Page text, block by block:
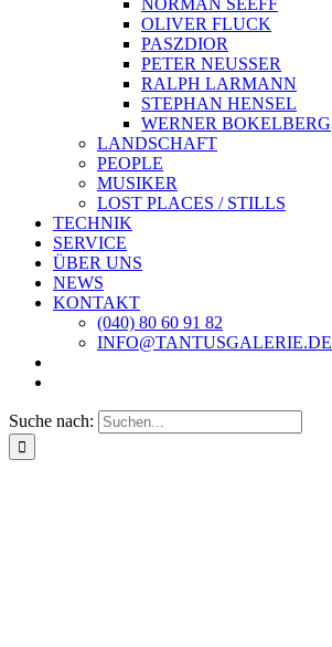
NORMAN SEEFF
OLIVER FLUCK
PASZDIOR
PETER NEUSSER
RALPH LARMANN
STEPHAN HENSEL
WERNER BOKELBERG
LANDSCHAFT
PEOPLE
MUSIKER
LOST PLACES / STILLS
TECHNIK
SERVICE
ÜBER UNS
NEWS
KONTAKT
(040) 80 60 91 82
INFO@TANTUSGALERIE.DE
Suche nach: